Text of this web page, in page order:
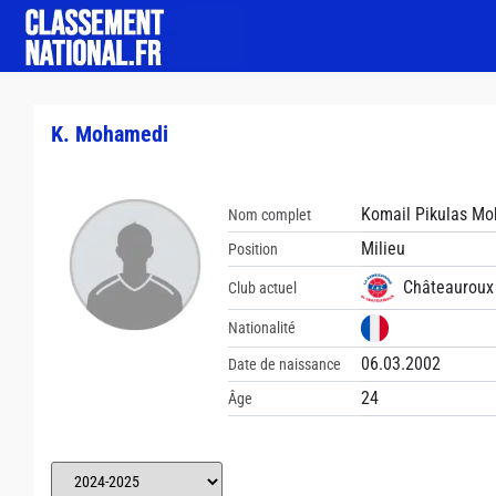
K. Mohamedi
Nom complet Komail Pikulas
Position Milieu
Club actuel
Nationalité
Date de naissance 06.03.2002
Âge 24